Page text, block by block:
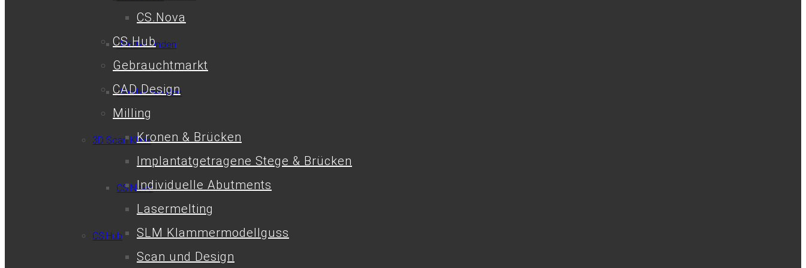
Händler finden
Händler werden
3D Scan Klinik
CS.Nova
CS.Hub
CS.Nova
CS.Hub
Gebrauchtmarkt
CAD Design
Milling
Kronen & Brücken
Implantatgetragene Stege & Brücken
Individuelle Abutments
Lasermelting
SLM Klammermodellguss
Scan und Design